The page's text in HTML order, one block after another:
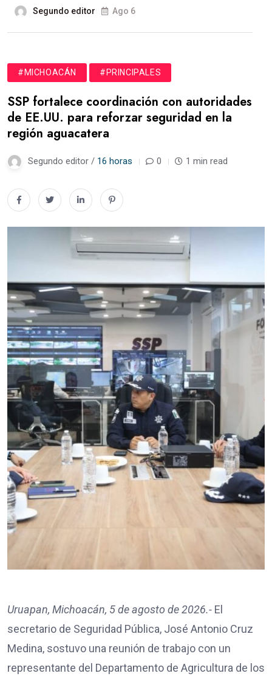
Segundo editor Ago 6
#MICHOACÁN #PRINCIPALES
SSP fortalece coordinación con autoridades
de EE.UU. para reforzar seguridad en la
región aguacatera
Segundo editor / 16 horas 0 1 min read
Uruapan, Michoacán, 5 de agosto de 2026.- El
secretario de Seguridad Pública, José Antonio Cruz
Medina, sostuvo una reunión de trabajo con un
representante del Departamento de Agricultura de los